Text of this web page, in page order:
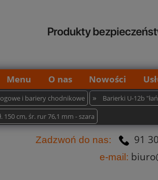
Menu O nas Nowości
i bariery chodnikowe » Barierki U-12b
150 cm, śr. rur 76,1 mm - szara
Zadzwoń do nas: 91
e-mail: